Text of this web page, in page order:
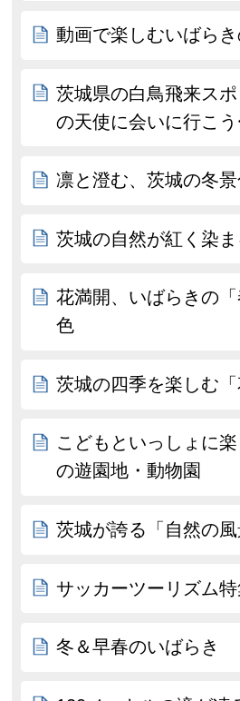
動画で楽しむいばらき
茨城県の白鳥飛来ス
の天使に会いに行こ
凛と澄む、茨城の冬
茨城の自然が紅く染
花満開、いばらきの
色
茨城の四季を楽しむ「
こどもといっしょに
の遊園地・動物園
茨城が誇る「自然の風
サッカーツーリズム
冬＆早春のいばらき